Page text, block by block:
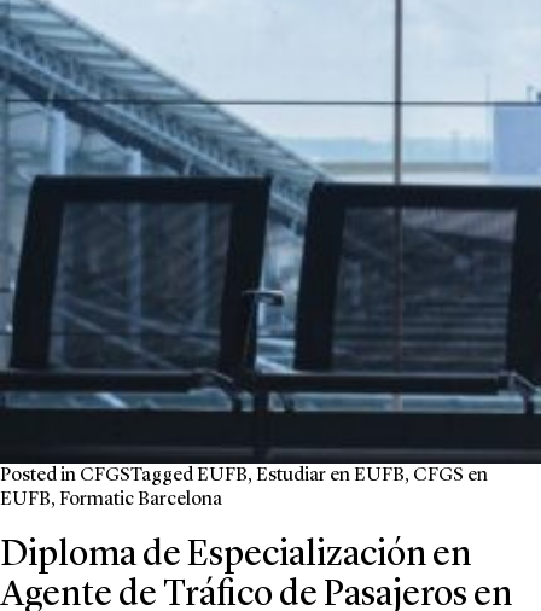
Posted in CFGSTaggedEUFB, Estudiar en EUFB, CFGS en
EUFB, Formatic Barcelona
Diploma de Especialización en
Agente de Tráfico de Pasajeros en